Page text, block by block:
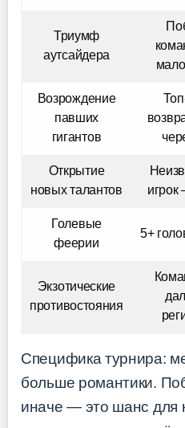
Триумф
аутсайдера
Возрождение
павших
гигантов
Открытие
новых талантов
игрок
Голевые
феерии
5+
Экзотические
противостояния
Специфика турнира:
больше романтики.
иначе — это шанс для